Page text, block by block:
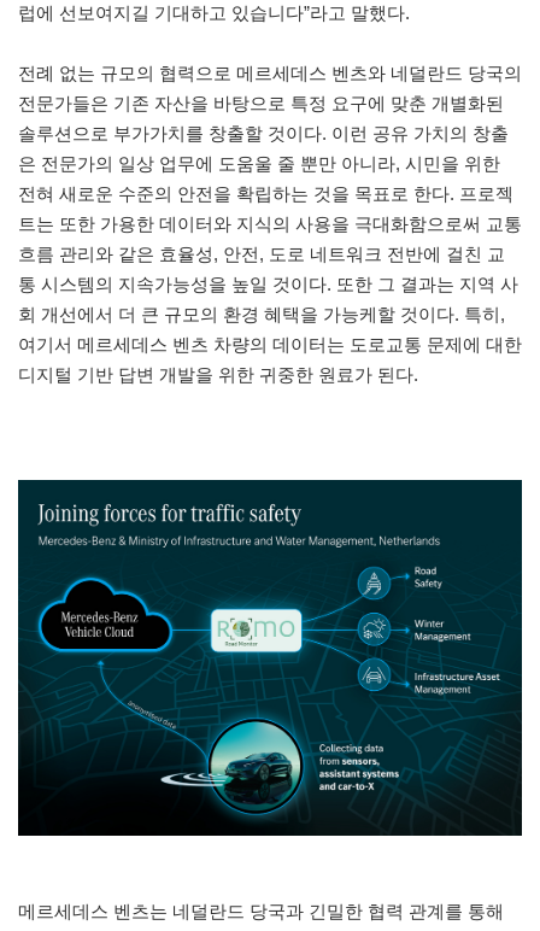
럽에 선보여지길 기대하고 있습니다”라고 말했다.
전례 없는 규모의 협력으로 메르세데스 벤츠와 네덜란드 당국의
전문가들은 기존 자산을 바탕으로 특정 요구에 맞춘 개별화된
솔루션으로 부가가치를 창출할 것이다. 이런 공유 가치의 창출
은 전문가의 일상 업무에 도움울 줄 뿐만 아니라, 시민을 위한
전혀 새로운 수준의 안전을 확립하는 것을 목표로 한다. 프로젝
트는 또한 가용한 데이터와 지식의 사용을 극대화함으로써 교통
흐름 관리와 같은 효율성, 안전, 도로 네트워크 전반에 걸친 교
통 시스템의 지속가능성을 높일 것이다. 또한 그 결과는 지역 사
회 개선에서 더 큰 규모의 환경 혜택을 가능케할 것이다. 특히,
여기서 메르세데스 벤츠 차량의 데이터는 도로교통 문제에 대한
디지털 기반 답변 개발을 위한 귀중한 원료가 된다.
메르세데스 벤츠는 네덜란드 당국과 긴밀한 협력 관계를 통해